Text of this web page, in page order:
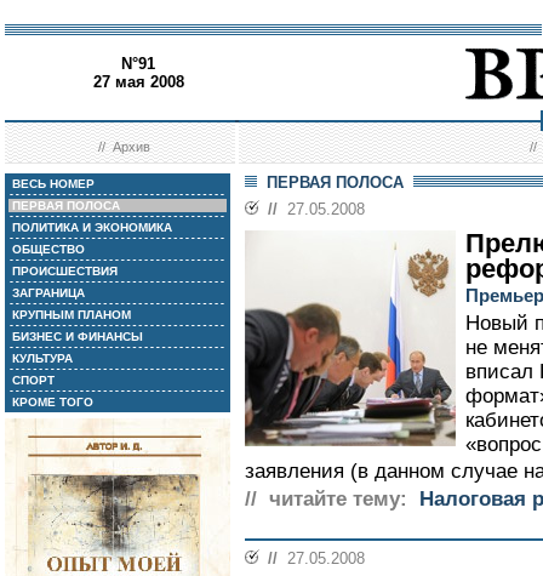
N°91
27 мая 2008
//Архив //
ВЕСЬ НОМЕР
ПЕРВАЯ ПОЛОСА
ПОЛИТИКА И ЭКОНОМИКА
ОБЩЕСТВО
ПРОИСШЕСТВИЯ
ЗАГРАНИЦА
КРУПНЫМ ПЛАНОМ
БИЗНЕС И ФИНАНСЫ
КУЛЬТУРА
СПОРТ
КРОМЕ ТОГО
ПЕРВАЯ ПОЛОСА
// 27.05.2008
Новый
не
вписал
заявления (в данном случае
// читайте тему:
Налоговая
// 27.05.2008